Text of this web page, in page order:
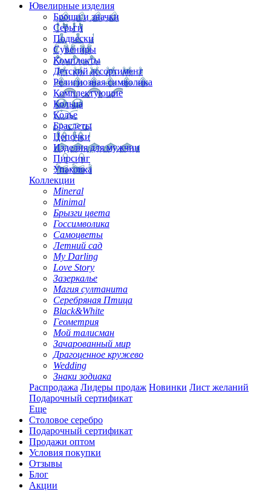
Ювелирные изделия
Броши и значки
Серьги
Подвески
Сувениры
Комплекты
Детский ассортимент
Религиозная символика
Комплектующие
Кольца
Колье
Браслеты
Цепочки
Изделия для мужчин
Пирсинг
Упаковка
Коллекции
Mineral
Minimal
Брызги цвета
Госсимволика
Самоцветы
Летний сад
My Darling
Love Story
Зазеркалье
Магия султанита
Серебряная Птица
Black&White
Геометрия
Мой талисман
Зачарованный мир
Драгоценное кружево
Wedding
Знаки зодиака
Распродажа Лидеры продаж Новинки Лист желаний
Подарочный сертификат
Еще
Столовое серебро
Подарочный сертификат
Продажи оптом
Условия покупки
Отзывы
Блог
Акции